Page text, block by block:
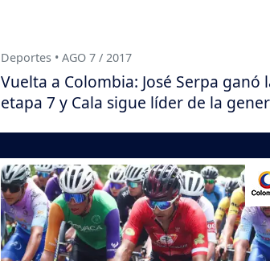
Deportes • AGO 7 / 2017
Vuelta a Colombia: José Serpa ganó
etapa 7 y Cala sigue líder de la